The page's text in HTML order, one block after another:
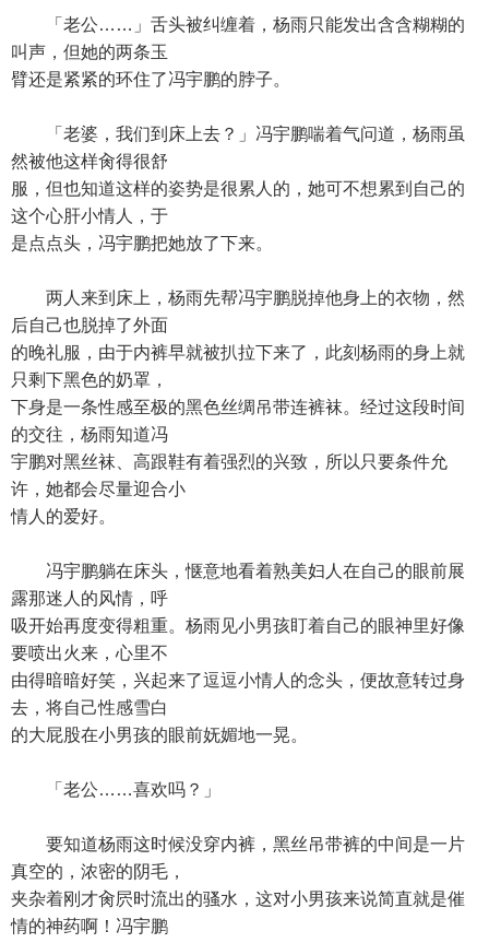
「老公……」舌头被纠缠着，杨雨只能发出含含糊糊的
叫声，但她的两条玉
臂还是紧紧的环住了冯宇鹏的脖子。
「老婆，我们到床上去？」冯宇鹏喘着气问道，杨雨虽
然被他这样肏得很舒
服，但也知道这样的姿势是很累人的，她可不想累到自己的
这个心肝小情人，于
是点点头，冯宇鹏把她放了下来。
两人来到床上，杨雨先帮冯宇鹏脱掉他身上的衣物，然
后自己也脱掉了外面
的晚礼服，由于内裤早就被扒拉下来了，此刻杨雨的身上就
只剩下黑色的奶罩，
下身是一条性感至极的黑色丝绸吊带连裤袜。经过这段时间
的交往，杨雨知道冯
宇鹏对黑丝袜、高跟鞋有着强烈的兴致，所以只要条件允
许，她都会尽量迎合小
情人的爱好。
冯宇鹏躺在床头，惬意地看着熟美妇人在自己的眼前展
露那迷人的风情，呼
吸开始再度变得粗重。杨雨见小男孩盯着自己的眼神里好像
要喷出火来，心里不
由得暗暗好笑，兴起来了逗逗小情人的念头，便故意转过身
去，将自己性感雪白
的大屁股在小男孩的眼前妩媚地一晃。
「老公……喜欢吗？」
要知道杨雨这时候没穿内裤，黑丝吊带裤的中间是一片
真空的，浓密的阴毛，
夹杂着刚才肏屄时流出的骚水，这对小男孩来说简直就是催
情的神药啊！冯宇鹏